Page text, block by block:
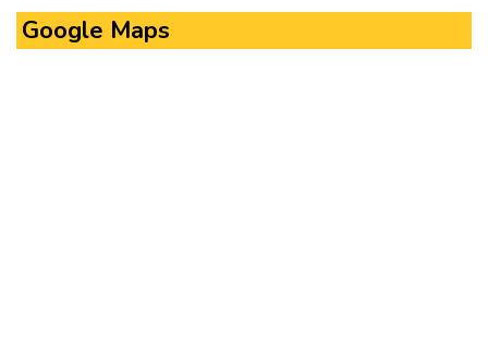
Google Maps